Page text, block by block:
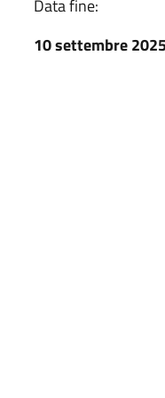
Data fine:
10 settembre